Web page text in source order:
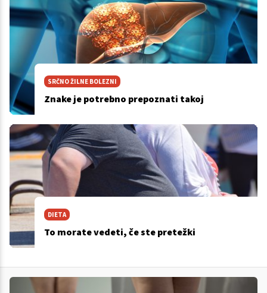
SRČNO ŽILNE BOLEZNI
Znake je potrebno prepoznati takoj
DIETA
To morate vedeti, če ste pretežki